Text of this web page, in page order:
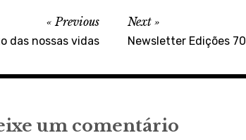
Previous
das nossas vidas
Next
Newsletter Edições 70
um comentário